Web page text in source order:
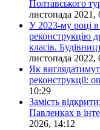
Полтавського
листопада 2021,
У 2023-му році
реконструкцію
класів.
листопада 2022,
Як
реконструкції:
10:29
Замість
Павленках в
2026, 14:12